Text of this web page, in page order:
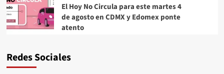
El Hoy No Circula para este martes 4
de agosto en CDMX y Edomex ponte
atento
Redes Sociales